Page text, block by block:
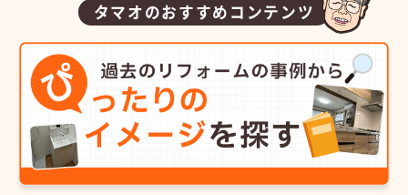
タマオのおすすめコンテンツ